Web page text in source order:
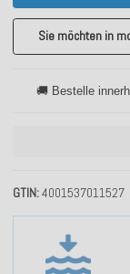
GTIN 4001537011527
Sie möchten in
🚚 Bestelle